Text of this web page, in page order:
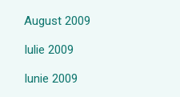
August 2009
Iulie 2009
Iunie 2009